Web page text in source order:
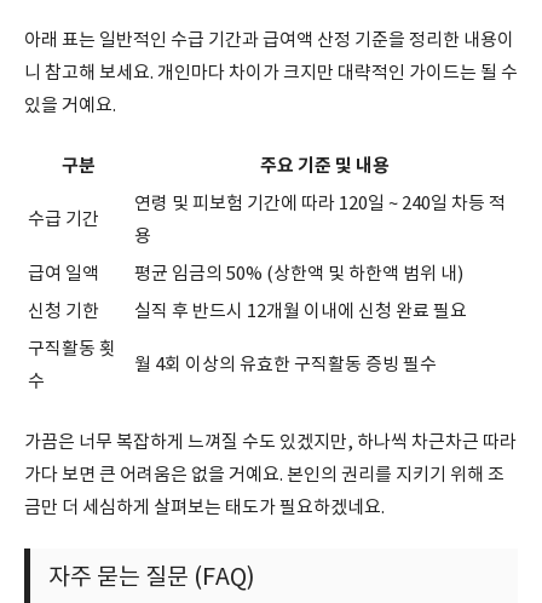
아래 표는 일반적인 수급 기간과 급여액 산정 기준을 정리한 내용이
니 참고해 보세요. 개인마다 차이가 크지만 대략적인 가이드는 될 수
있을 거예요.
구분 주요 기준 및 내용
수급 기간
연령 및 피보험 기간에 따라 120일 ~ 240일 차등 적
용
급여 일액
평균 임금의 50% (상한액 및 하한액 범위 내)
신청 기한
실직 후 반드시 12개월 이내에 신청 완료 필요
구직활동 횟
수
월 4회 이상의 유효한 구직활동 증빙 필수
가끔은 너무 복잡하게 느껴질 수도 있겠지만, 하나씩 차근차근 따라
가다 보면 큰 어려움은 없을 거예요. 본인의 권리를 지키기 위해 조
금만 더 세심하게 살펴보는 태도가 필요하겠네요.
자주 묻는 질문 (FAQ)